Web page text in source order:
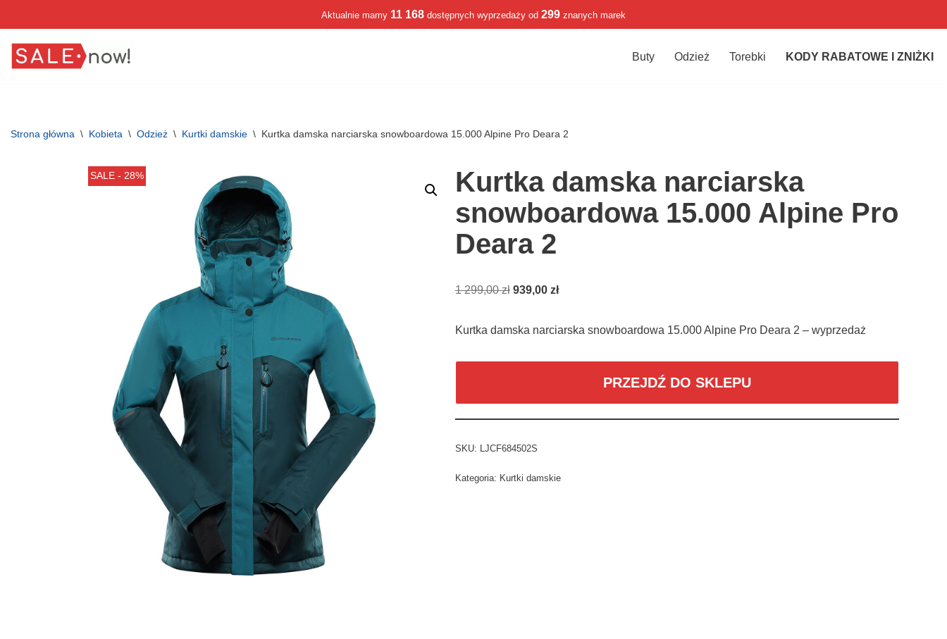
do
Aktualnie mamy 11 168 dostępnych wyprzedaży od 299 znanych marek
Buty Odzież Torebki KODY RABATOWE I ZNIŻKI
Strona główna \ Kobieta \ Odzież \ Kurtki damskie \ Kurtka damska narciarska snowboardowa 15.000 Alpine Pro Deara 2
SALE - 28%
Kurtka damska narciarska
snowboardowa 15.000 Alpine Pro
Deara 2
1 299,00zł 939,00 zł
Kurtka damska narciarska snowboardowa 15.000 Alpine Pro Deara 2 – wyprzedaż
PRZEJDŹ DO SKLEPU
SKU: LJCF684502S
Kategoria: Kurtki damskie